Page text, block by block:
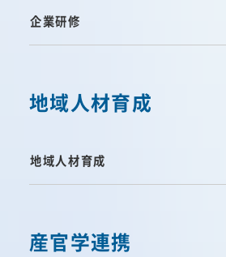
企業研修
地域人材育成
地域人材育成
産官学連携